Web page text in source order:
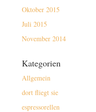
Oktober 2015
Juli 2015
November 2014
Kategorien
Allgemein
dort fliegt sie
espressorellen